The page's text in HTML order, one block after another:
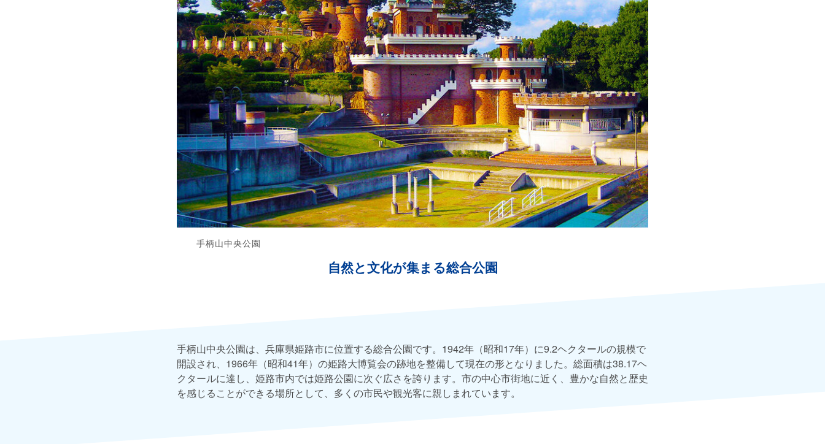
手柄山中央公園
自然と文化が集まる総合公園
手柄山中央公園は、兵庫県姫路市に位置する総合公園です。1942年（昭和17年）に9.2ヘクタールの規模で
開設され、1966年（昭和41年）の姫路大博覧会の跡地を整備して現在の形となりました。総面積は38.17ヘ
クタールに達し、姫路市内では姫路公園に次ぐ広さを誇ります。市の中心市街地に近く、豊かな自然と歴史
を感じることができる場所として、多くの市民や観光客に親しまれています。